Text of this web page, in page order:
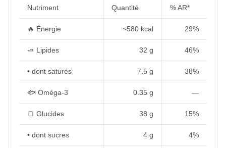
Nutriment Quantité % AR*
🔥 Énergie ~580 kcal 29%
🧈 Lipides 32 g 46%
• dont saturés 7.5 g 38%
🐟 Oméga-3 0.35 g —
🍞 Glucides 38 g 15%
• dont sucres 4 g 4%